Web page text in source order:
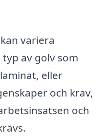
variera
av golv som
eller
och krav,
och